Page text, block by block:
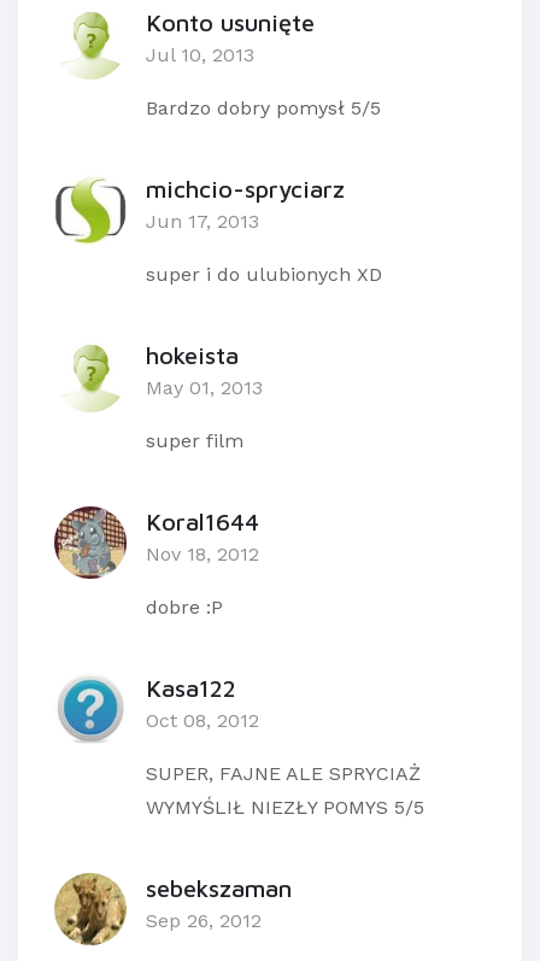
Konto usunięte
Jul 10, 2013
Bardzo dobry pomysł 5/5
michcio-spryciarz
Jun 17, 2013
super i do ulubionych XD
hokeista
May 01, 2013
super film
Koral1644
Nov 18, 2012
dobre :P
Kasa122
Oct 08, 2012
SUPER, FAJNE ALE SPRYCIAŻ
WYMYŚLIŁ NIEZŁY POMYS 5/5
sebekszaman
Sep 26, 2012